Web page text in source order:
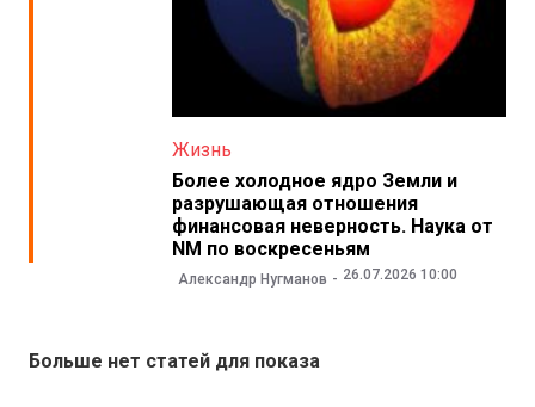
Жизнь
Более холодное ядро Земли и
разрушающая отношения
финансовая неверность. Наука от
NM по воскресеньям
Александр Нугманов 26.07.2026 10:00
Больше нет статей для показа